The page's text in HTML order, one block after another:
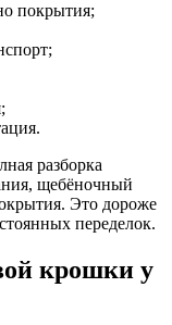
покрытия;
разборка
щебёночный
Это дороже
переделок.
крошки у